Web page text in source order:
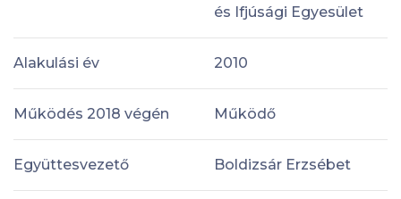
és Ifjúsági Egyesület
Alakulási év 2010
Működés 2018 végén Működő
Együttesvezető Boldizsár Erzsébet